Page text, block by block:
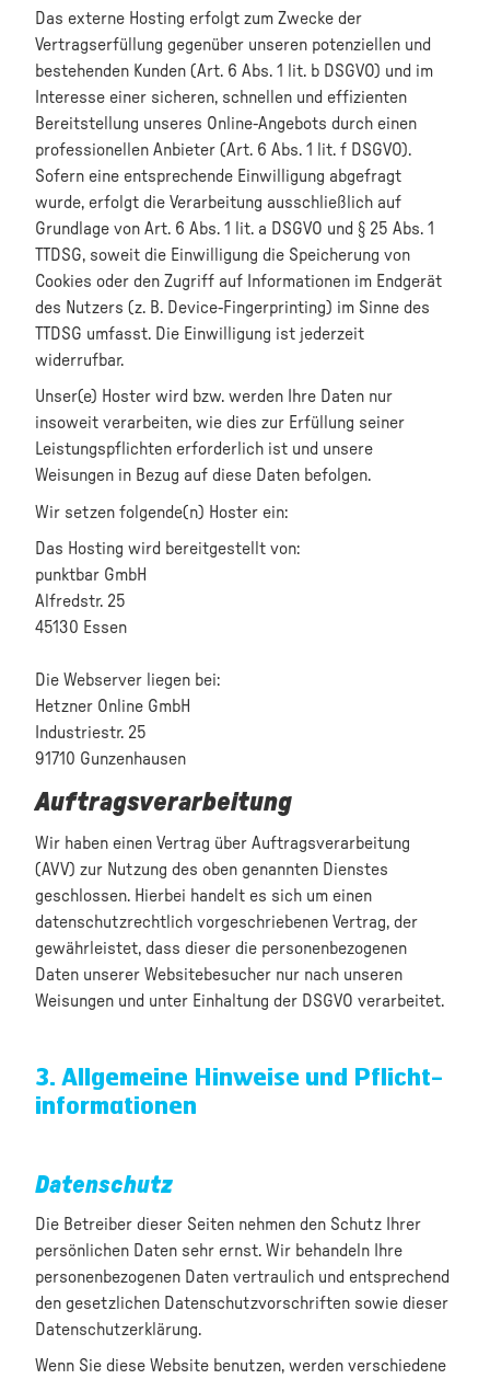
Das externe Hosting erfolgt zum Zwecke der
Vertragserfüllung gegenüber unseren potenziellen und
bestehenden Kunden (Art. 6 Abs. 1 lit. b DSGVO) und im
Interesse einer sicheren, schnellen und effizienten
Bereitstellung unseres Online-Angebots durch einen
professionellen Anbieter (Art. 6 Abs. 1 lit. f DSGVO).
Sofern eine entsprechende Einwilligung abgefragt
wurde, erfolgt die Verarbeitung ausschließlich auf
Grundlage von Art. 6 Abs. 1 lit. a DSGVO und § 25 Abs. 1
TTDSG, soweit die Einwilligung die Speicherung von
Cookies oder den Zugriff auf Informationen im Endgerät
des Nutzers (z. B. Device-Fingerprinting) im Sinne des
TTDSG umfasst. Die Einwilligung ist jederzeit
widerrufbar.
Unser(e) Hoster wird bzw. werden Ihre Daten nur
insoweit verarbeiten, wie dies zur Erfüllung seiner
Leistungspflichten erforderlich ist und unsere
Weisungen in Bezug auf diese Daten befolgen.
Wir setzen folgende(n) Hoster ein:
Das Hosting wird bereitgestellt von:
punktbar GmbH
Alfredstr. 25
45130 Essen
Die Webserver liegen bei:
Hetzner Online GmbH
Industriestr. 25
91710 Gunzenhausen
Auftragsverarbeitung
Wir haben einen Vertrag über Auftragsverarbeitung
(AVV) zur Nutzung des oben genannten Dienstes
geschlossen. Hierbei handelt es sich um einen
datenschutzrechtlich vorgeschriebenen Vertrag, der
gewährleistet, dass dieser die personenbezogenen
Daten unserer Websitebesucher nur nach unseren
Weisungen und unter Einhaltung der DSGVO verarbeitet.
3. Allgemeine Hinweise und Pflicht­
informationen
Datenschutz
Die Betreiber dieser Seiten nehmen den Schutz Ihrer
persönlichen Daten sehr ernst. Wir behandeln Ihre
personenbezogenen Daten vertraulich und entsprechend
den gesetzlichen Datenschutzvorschriften sowie dieser
Datenschutzerklärung.
Wenn Sie diese Website benutzen, werden verschiedene